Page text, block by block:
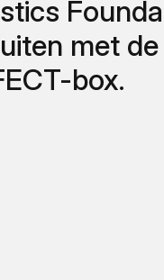
met de
box.